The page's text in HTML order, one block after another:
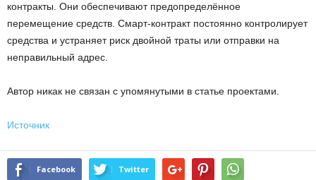
контракты. Они обеспечивают предопределённое
перемещение средств. Смарт-контракт постоянно контролирует
средства и устраняет риск двойной траты или отправки на
неправильный адрес.
Автор никак не связан с упомянутыми в статье проектами.
Источник
Facebook Twitter